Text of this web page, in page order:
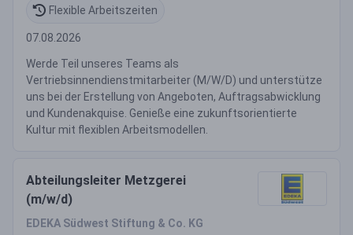
Flexible Arbeitszeiten
07.08.2026
Werde Teil unseres Teams als
Vertriebsinnendienstmitarbeiter (M/W/D) und unterstütze
uns bei der Erstellung von Angeboten, Auftragsabwicklung
und Kundenakquise. Genieße eine zukunftsorientierte
Kultur mit flexiblen Arbeitsmodellen.
Abteilungsleiter Metzgerei
(m/w/d)
EDEKA Südwest Stiftung & Co. KG